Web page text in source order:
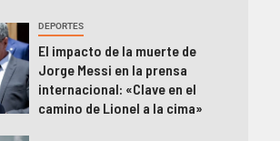
DEPORTES
El impacto de la muerte de
Jorge Messi en la prensa
internacional: «Clave en el
camino de Lionel a la cima»